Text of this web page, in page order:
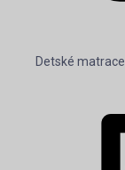
Detské matrace